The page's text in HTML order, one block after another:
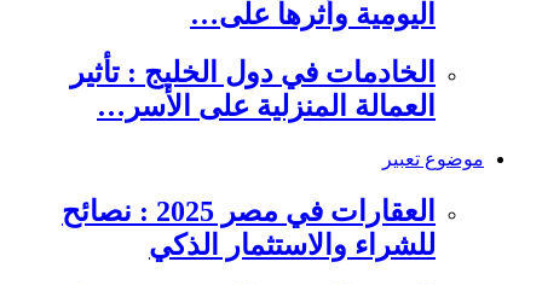
اليومية وأثرها على…
الخادمات في دول الخليج : تأثير
العمالة المنزلية على الأسر…
موضوع تعبير
العقارات في مصر 2025 : نصائح
للشراء والاستثمار الذكي